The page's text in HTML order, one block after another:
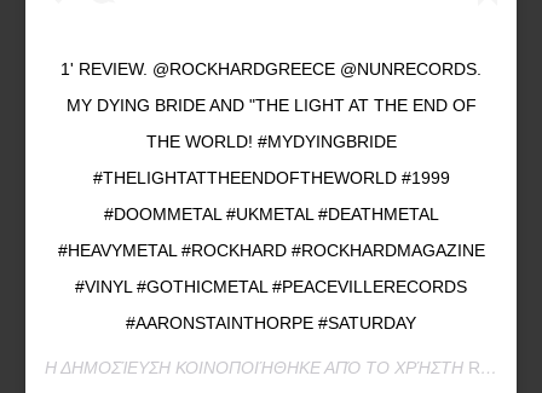
1' REVIEW. @ROCKHARDGREECE @NUNRECORDS.
MY DYING BRIDE AND "THE LIGHT AT THE END OF
THE WORLD! #MYDYINGBRIDE
#THELIGHTATTHEENDOFTHEWORLD #1999
#DOOMMETAL #UKMETAL #DEATHMETAL
#HEAVYMETAL #ROCKHARD #ROCKHARDMAGAZINE
#VINYL #GOTHICMETAL #PEACEVILLERECORDS
#AARONSTAINTHORPE #SATURDAY
Η ΔΗΜΟΣΊΕΥΣΗ ΚΟΙΝΟΠΟΙΉΘΗΚΕ ΑΠΌ ΤΟ ΧΡΉΣΤΗ ROCK HARD GREECE